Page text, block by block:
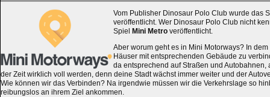
Vom Publisher Dinosaur Polo Club wurde das
veröffentlicht. Wer Dinosaur Polo Club nicht
Spiel
Mini Metro veröffentlicht.
Aber worum geht es in Mini Motorways? In
Häuser mit entsprechenden Gebäude zu
da entsprechend auf Straßen und
der Zeit wirklich voll werden, denn deine Stadt wächst immer weiter und der
Wie können wir das Verbinden? Na irgendwie müssen wir die Verkehrslage so
reibungslos an ihrem Ziel ankommen.